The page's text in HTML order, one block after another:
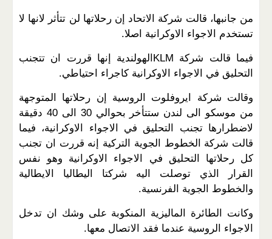
من جانبها، قالت شركة الاتحاد إن رحلاتها لن تتأثر لانها لا
تستخدم الاجواء الاوكرانية اصلا.
فيما قالت شركة KLM الهولندية إنها قررت ان تتجنب
التحليق في الاجواء الاوكرانية كاجراء احتياطي.
وقالت شركة ايروفلوت الروسية إن رحلاتها المتوجهة
من موسكو الى لندن ستتأخر بحوالي 30 الى 40 دقيقة
لاضطرارها تجنب التحليق في الاجواء الاوكرانية، فيما
قالت شركة الخطوط الجوية التركية إنه قررت ان تجنب
كل رحلاتها التحليق في الاجواء الاوكرانية وهو نفس
القرار الذي توصلت اليه شركتا اليطاليا الايطالية
والخطوط الجوية الفرنسية.
وكانت الطائرة الماليزية المنكوبة على وشك ان تدخل
الاجواء الروسية عندما فقد الاتصال معها.